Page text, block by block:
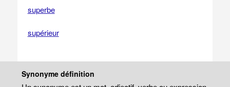
superbe
supérieur
Synonyme définition